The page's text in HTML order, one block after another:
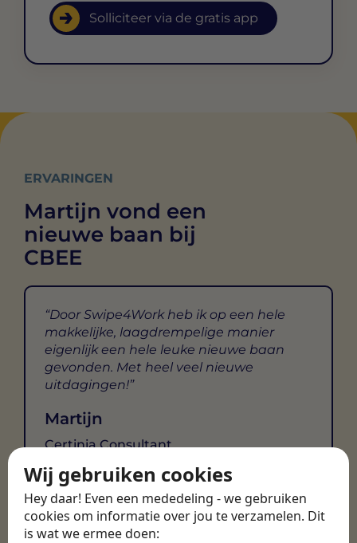
Wij gebruiken cookies
Hey daar! Even een mededeling - we gebruiken
cookies om informatie over jou te verzamelen. Dit
is wat we ermee doen:
Solliciteer via de gratis app
ERVARINGEN
Martijn vond een
nieuwe baan bij
CBEE
Door Swipe4Work heb ik op een hele
makkelijke, laagdrempelige manier
eigenlijk een hele leuke nieuwe baan
gevonden. Met heel veel nieuwe
uitdagingen!
Martijn
Certinia Consultant